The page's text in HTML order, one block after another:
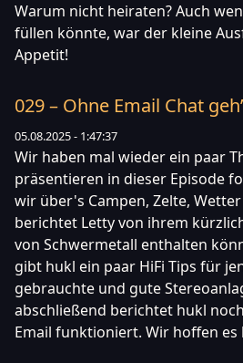
Warum nicht heiraten? Auch
füllen könnte, war der kleine
Appetit!
029 – Ohne Email Chat
05.08.2025 - 1:47:37
Wir haben mal wieder ein paar
präsentieren in dieser Episode
wir über's Campen, Zelte,
berichtet Letty von ihrem
von Schwermetall enthalten
gibt hukl ein paar HiFi Tips für
gebrauchte und gute
abschließend berichtet hukl
Email funktioniert. Wir hoffen es